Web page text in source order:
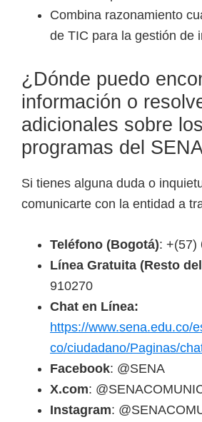
Combina razonamiento
de TIC para la gestión de
¿Dónde puedo
información o
adicionales sobre los
programas del
Si tienes alguna duda o
comunicarte con la entidad a
Teléfono (Bogotá): +(57)
Línea Gratuita (Resto
910270
Chat en Línea:
https://www.sena.edu.co/
co/ciudadano/Paginas/
Facebook: @SENA
X.com:
Instagram: